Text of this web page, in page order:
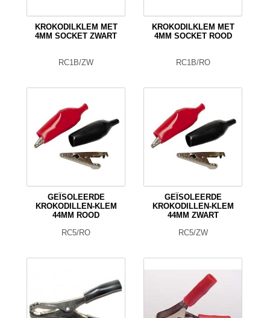
KROKODILKLEM MET
4MM SOCKET ZWART
RC1B/ZW
KROKODILKLEM MET
4MM SOCKET ROOD
RC1B/RO
GEÏSOLEERDE
KROKODILLEN-KLEM
44MM ROOD
RC5/RO
GEÏSOLEERDE
KROKODILLEN-KLEM
44MM ZWART
RC5/ZW